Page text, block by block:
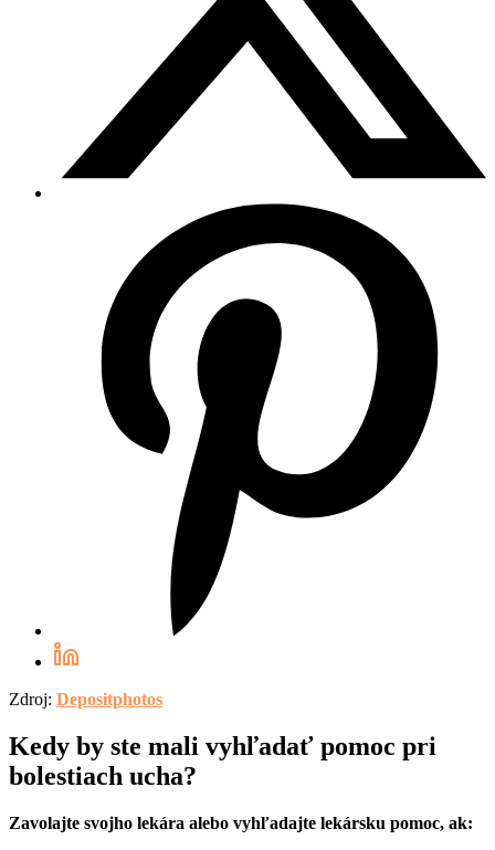
Zdroj: Depositphotos
Kedy by ste mali vyhľadať pomoc pri
bolestiach ucha?
Zavolajte svojho lekára alebo vyhľadajte lekársku pomoc, ak: